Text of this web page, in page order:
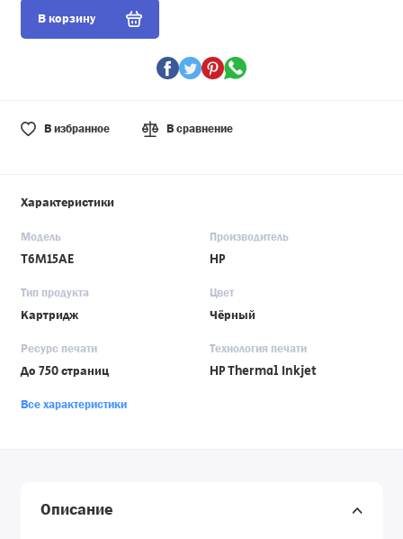
В корзину
В избранное В сравнение
Характеристики
Модель
T6M15AE
Производитель
HP
Тип продукта
Картридж
Цвет
Чёрный
Ресурс печати
До 750 страниц
Технология печати
HP Thermal Inkjet
Все характеристики
Описание